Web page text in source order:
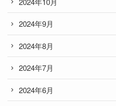
2024年9月
2024年8月
2024年7月
2024年6月